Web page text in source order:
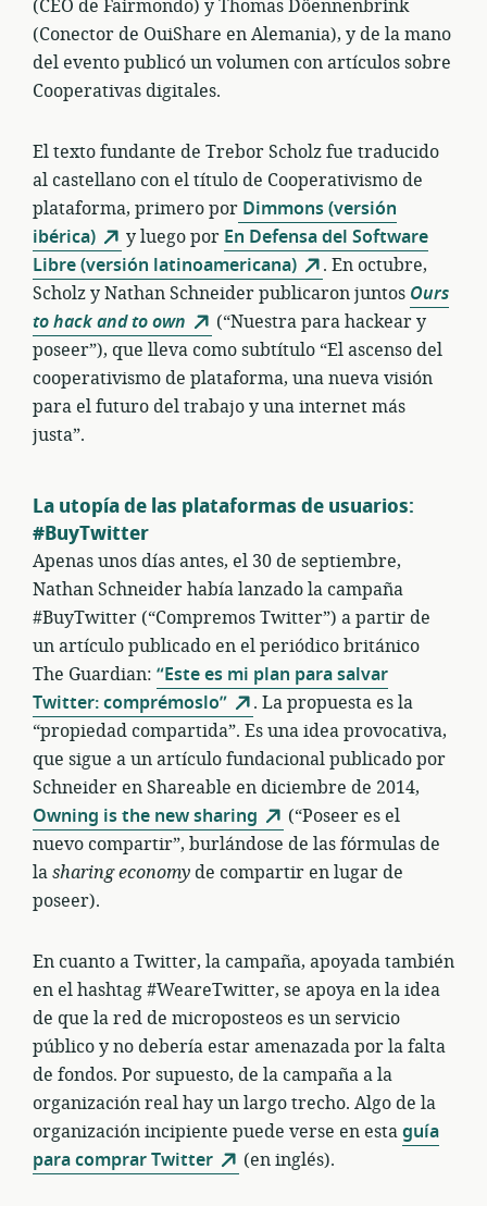
(CEO de Fairmondo) y Thomas Döennenbrink
(Conector de OuiShare en Alemania), y de la mano
del evento publicó un volumen con artículos sobre
Cooperativas digitales.
El texto fundante de Trebor Scholz fue traducido
al castellano con el título de Cooperativismo de
plataforma, primero por Dimmons (versión
ibérica)
y luego por En Defensa del Software
Libre (versión latinoamericana)
. En octubre,
Scholz y Nathan Schneider publicaron juntos Ours
to hack and to own
(“Nuestra para hackear y
poseer”), que lleva como subtítulo “El ascenso del
cooperativismo de plataforma, una nueva visión
para el futuro del trabajo y una internet más
justa”.
La utopía de las plataformas de usuarios:
#BuyTwitter
Apenas unos días antes, el 30 de septiembre,
Nathan Schneider había lanzado la campaña
#BuyTwitter (“Compremos Twitter”) a partir de
un artículo publicado en el periódico británico
The Guardian: “Este es mi plan para salvar
Twitter: comprémoslo”
. La propuesta es la
“propiedad compartida”. Es una idea provocativa,
que sigue a un artículo fundacional publicado por
Schneider en Shareable en diciembre de 2014,
Owning is the new sharing
(“Poseer es el
nuevo compartir”, burlándose de las fórmulas de
lasharing economy de compartir en lugar de
poseer).
En cuanto a Twitter, la campaña, apoyada también
en el hashtag #WeareTwitter, se apoya en la idea
de que la red de microposteos es un servicio
público y no debería estar amenazada por la falta
de fondos. Por supuesto, de la campaña a la
organización real hay un largo trecho. Algo de la
organización incipiente puede verse en estaguía
para comprar Twitter
(en inglés).